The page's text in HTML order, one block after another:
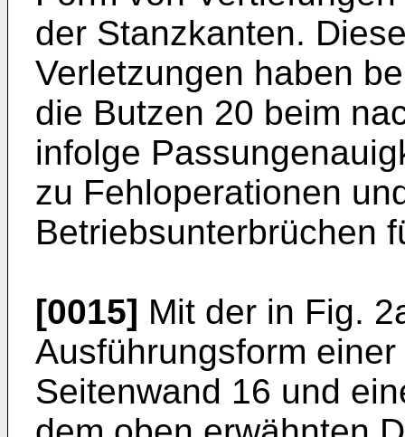
der Stanzkanten.
Verletzungen haben
die Butzen 20 beim
infolge
zu Fehloperationen
Betriebsunterbrüchen
[0015] Mit der in Fig.
Ausführungsform
Seitenwand 16 und